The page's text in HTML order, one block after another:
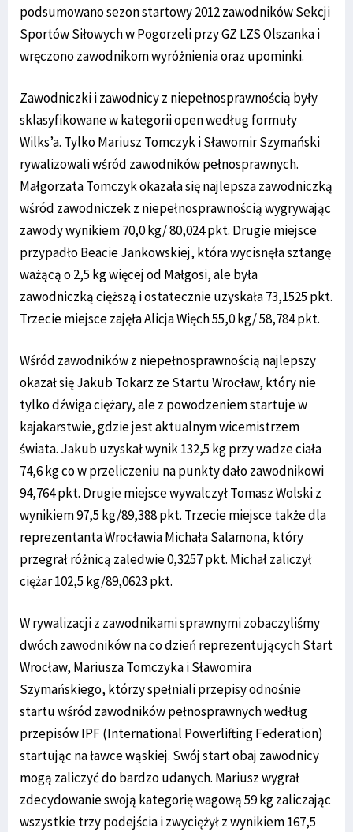
podsumowano sezon startowy 2012 zawodników Sekcji
Sportów Siłowych w Pogorzeli przy GZ LZS Olszanka i
wręczono zawodnikom wyróżnienia oraz upominki.
Zawodniczki i zawodnicy z niepełnosprawnością były
sklasyfikowane w kategorii open według formuły
Wilks’a. Tylko Mariusz Tomczyk i Sławomir Szymański
rywalizowali wśród zawodników pełnosprawnych.
Małgorzata Tomczyk okazała się najlepsza zawodniczką
wśród zawodniczek z niepełnosprawnością wygrywając
zawody wynikiem 70,0 kg/ 80,024 pkt. Drugie miejsce
przypadło Beacie Jankowskiej, która wycisnęła sztangę
ważącą o 2,5 kg więcej od Małgosi, ale była
zawodniczką cięższą i ostatecznie uzyskała 73,1525 pkt.
Trzecie miejsce zajęła Alicja Więch 55,0 kg/ 58,784 pkt.
Wśród zawodników z niepełnosprawnością najlepszy
okazał się Jakub Tokarz ze Startu Wrocław, który nie
tylko dźwiga ciężary, ale z powodzeniem startuje w
kajakarstwie, gdzie jest aktualnym wicemistrzem
świata. Jakub uzyskał wynik 132,5 kg przy wadze ciała
74,6 kg co w przeliczeniu na punkty dało zawodnikowi
94,764 pkt. Drugie miejsce wywalczył Tomasz Wolski z
wynikiem 97,5 kg/89,388 pkt. Trzecie miejsce także dla
reprezentanta Wrocławia Michała Salamona, który
przegrał różnicą zaledwie 0,3257 pkt. Michał zaliczył
ciężar 102,5 kg/89,0623 pkt.
W rywalizacji z zawodnikami sprawnymi zobaczyliśmy
dwóch zawodników na co dzień reprezentujących Start
Wrocław, Mariusza Tomczyka i Sławomira
Szymańskiego, którzy spełniali przepisy odnośnie
startu wśród zawodników pełnosprawnych według
przepisów IPF (International Powerlifting Federation)
startując na ławce wąskiej. Swój start obaj zawodnicy
mogą zaliczyć do bardzo udanych. Mariusz wygrał
zdecydowanie swoją kategorię wagową 59 kg zaliczając
wszystkie trzy podejścia i zwyciężył z wynikiem 167,5